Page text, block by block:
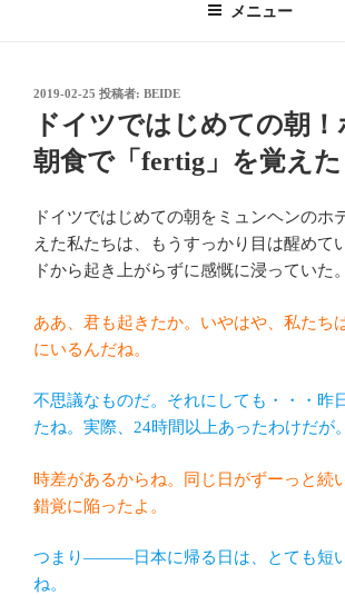
メニュー
投
稿
2019-02-25 投稿者: BEIDE
ドイツではじめての朝
朝食で「fertig」を覚えた
ドイツではじめての朝をミュンヘンのホ
えた私たちは、もうすっかり目は醒めて
ドから起き上がらずに感慨に浸っていた。
ああ、君も起きたか。いやはや、私たち
にいるんだね。
不思議なものだ。それにしても・・・昨
たね。実際、24時間以上あったわけだが。
時差があるからね。同じ日がずーっと続
錯覚に陥ったよ。
つまり―――日本に帰る日は、とても短
ね。